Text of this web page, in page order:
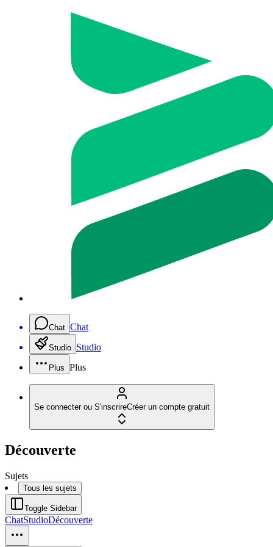
Chat Chat
Studio Studio
Plus Plus
Se connecter ou S'inscrireCréer un compte gratuit
Découverte
Sujets
Tous les sujets
Toggle Sidebar
ChatStudioDécouverte